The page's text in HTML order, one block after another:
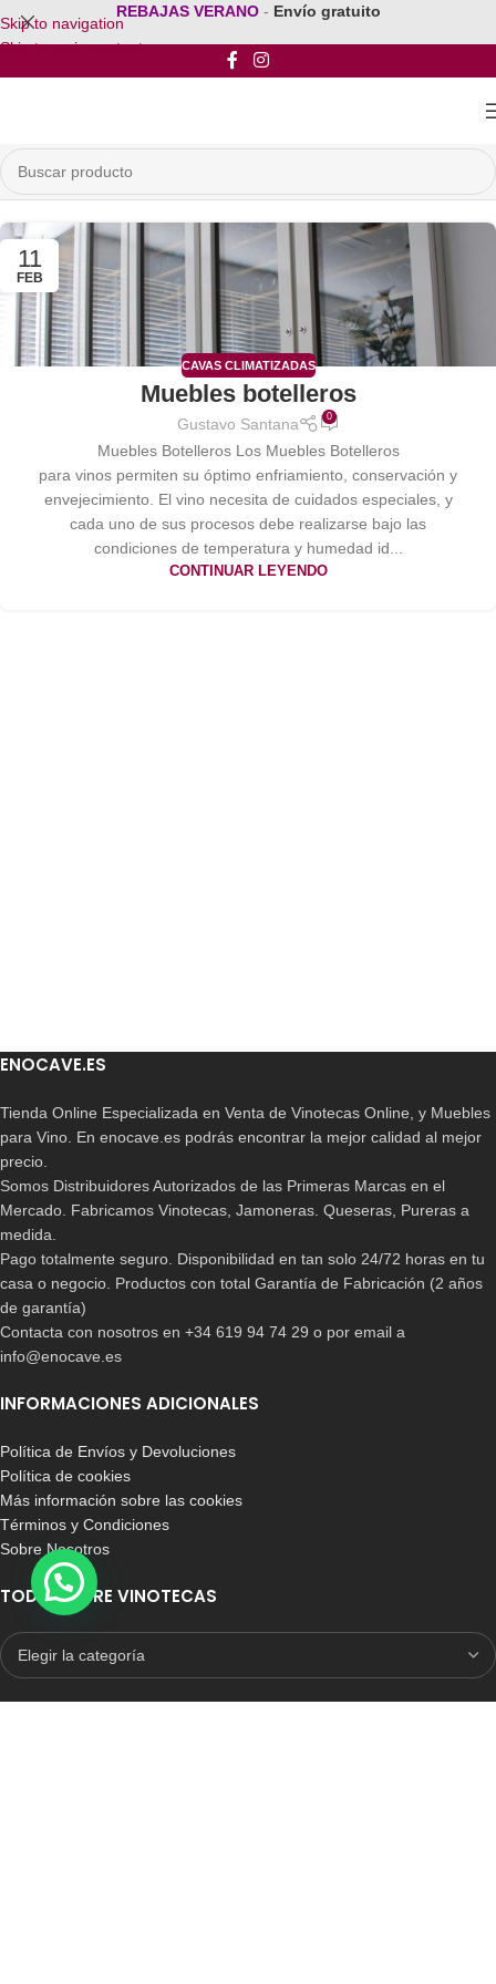
Skip to navigation
Skip to main content
REBAJAS VERANO - Envío gratuito
11
FEB
CAVAS CLIMATIZADAS
Muebles botelleros
Gustavo Santana 0
Muebles Botelleros Los Muebles Botelleros
para vinos permiten su óptimo enfriamiento, conservación y
envejecimiento. El vino necesita de cuidados especiales, y
cada uno de sus procesos debe realizarse bajo las
condiciones de temperatura y humedad id...
CONTINUAR LEYENDO
ENOCAVE.ES
Tienda Online Especializada en Venta de Vinotecas Online, y Muebles
para Vino. En enocave.es podrás encontrar la mejor calidad al mejor
precio.
Somos Distribuidores Autorizados de las Primeras Marcas en el
Mercado. Fabricamos Vinotecas, Jamoneras. Queseras, Pureras a
medida.
Pago totalmente seguro. Disponibilidad en tan solo 24/72 horas en tu
casa o negocio. Productos con total Garantía de Fabricación (2 años
de garantía)
Contacta con nosotros en +34 619 94 74 29 o por email a
info@enocave.es
INFORMACIONES ADICIONALES
Política de Envíos y Devoluciones
Política de cookies
Más información sobre las cookies
Términos y Condiciones
Sobre Nosotros
TODO SOBRE VINOTECAS